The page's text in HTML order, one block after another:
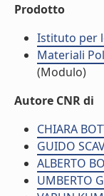
Prodotto
Istituto per
Materiali
(Modulo)
Autore CNR di
CHIARA
GUIDO
ALBERTO
UMBERTO